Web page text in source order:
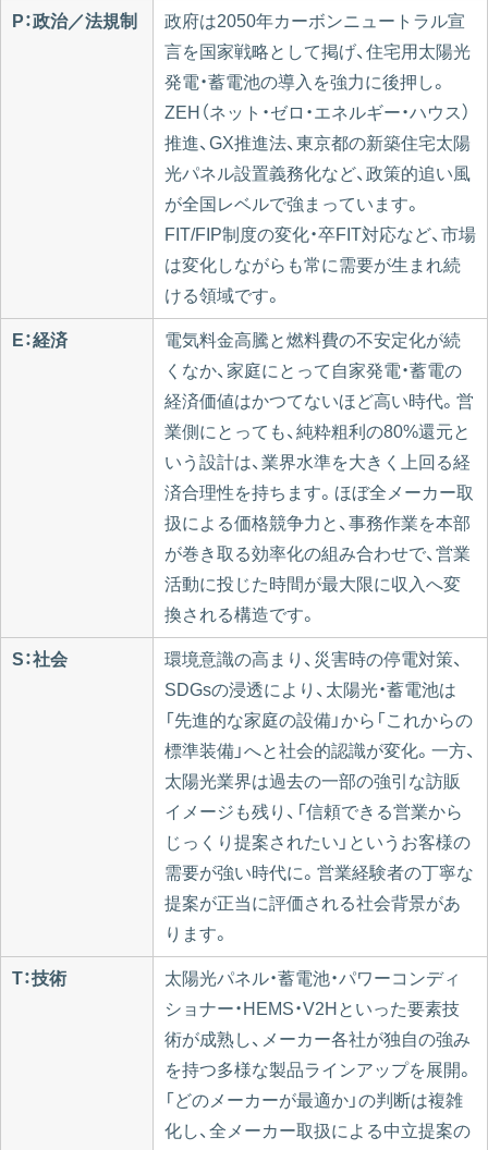
P：政治／法規制
政府は2050年カーボンニュートラル宣
言を国家戦略として掲げ、住宅用太陽光
発電・蓄電池の導入を強力に後押し。
ZEH（ネット・ゼロ・エネルギー・ハウス）
推進、GX推進法、東京都の新築住宅太陽
光パネル設置義務化など、政策的追い風
が全国レベルで強まっています。
FIT/FIP制度の変化・卒FIT対応など、市場
は変化しながらも常に需要が生まれ続
ける領域です。
E：経済
電気料金高騰と燃料費の不安定化が続
くなか、家庭にとって自家発電・蓄電の
経済価値はかつてないほど高い時代。営
業側にとっても、純粋粗利の80%還元と
いう設計は、業界水準を大きく上回る経
済合理性を持ちます。ほぼ全メーカー取
扱による価格競争力と、事務作業を本部
が巻き取る効率化の組み合わせで、営業
活動に投じた時間が最大限に収入へ変
換される構造です。
S：社会
環境意識の高まり、災害時の停電対策、
SDGsの浸透により、太陽光・蓄電池は
「先進的な家庭の設備」から「これからの
標準装備」へと社会的認識が変化。一方、
太陽光業界は過去の一部の強引な訪販
イメージも残り、「信頼できる営業から
じっくり提案されたい」というお客様の
需要が強い時代に。営業経験者の丁寧な
提案が正当に評価される社会背景があ
ります。
T：技術
太陽光パネル・蓄電池・パワーコンディ
ショナー・HEMS・V2Hといった要素技
術が成熟し、メーカー各社が独自の強み
を持つ多様な製品ラインアップを展開。
「どのメーカーが最適か」の判断は複雑
化し、全メーカー取扱による中立提案の